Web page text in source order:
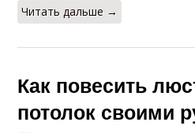
Читать дальше →
Как повесить
потолок своими